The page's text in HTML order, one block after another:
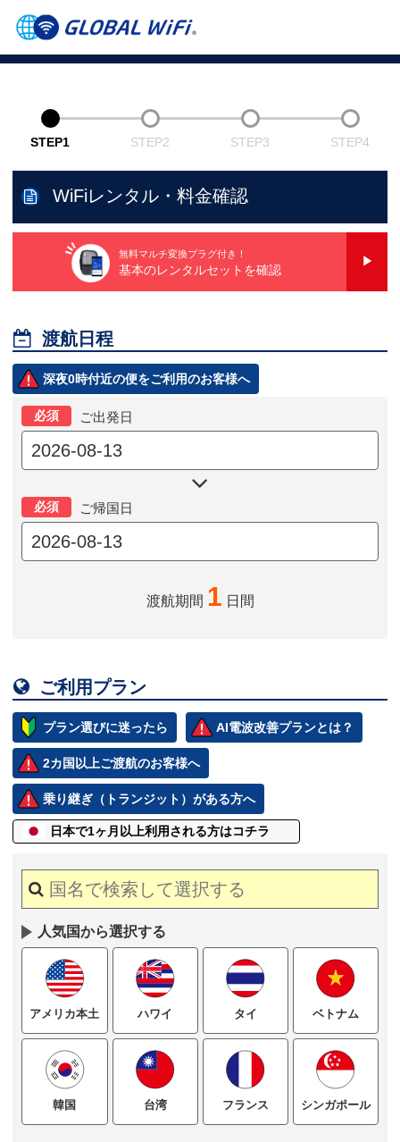
STEP1 STEP2 STEP3 STEP4
WiFiレンタル・料金確認
無料マルチ変換プラグ付き！
基本のレンタルセットを確認
 渡航日程
深夜0時付近の便をご利用のお客様へ
必須 ご出発日

必須 ご帰国日
渡航期間 1 日間
 ご利用プラン
プラン選びに迷ったら AI電波改善プランとは？
2カ国以上ご渡航のお客様へ
乗り継ぎ（トランジット）がある方へ
日本で1ヶ月以上利用される方はコチラ
人気国から選択する
アメリカ本土 ハワイ タイ ベトナム
韓国 台湾 フランス シンガポール